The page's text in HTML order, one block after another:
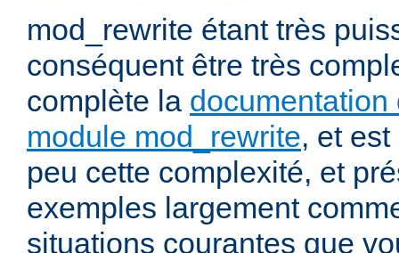
mod_rewrite étant très
conséquent être très
complète la documentation
module mod_rewrite, et
peu cette complexité, et
exemples largement
situations courantes que